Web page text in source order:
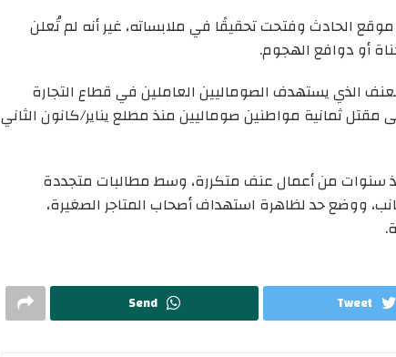
الحادث وفتحت تحقيقًا في ملابساته، غير أنه لم تُعلن
أو دوافع الهجوم.
الذي يستهدف الصوماليين العاملين في قطاع التجارة
مقتل ثمانية مواطنين صوماليين منذ مطلع يناير/كانون الثاني
سنوات من أعمال عنف متكررة، وسط مطالبات متجددة
ووضع حد لظاهرة استهداف أصحاب المتاجر الصغيرة،
Tweet
Send